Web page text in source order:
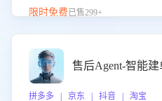
的应对要点，轻松提升服务能
限时免费已售299+
售后Agent-智能建
拼多多 | 京东 | 抖音 | 淘宝